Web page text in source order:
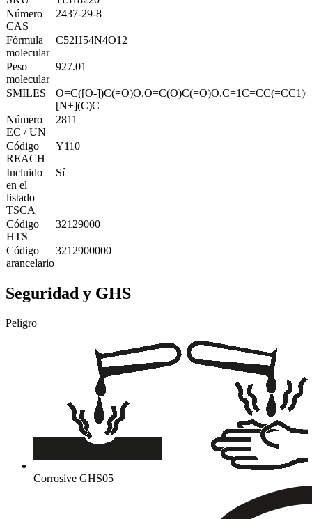
Número
CAS
2437-29-8
Fórmula
molecular
C52H54N4O12
Peso
molecular
927.01
SMILES
O=C([O-
[N+](C)C
Número
EC / UN
2811
Código
REACH
Y110
Incluido
en el
listado
TSCA
Sí
Código
HTS
32129000
Código
arancelario
3212900000
Seguridad y GHS
Peligro
Corrosive GHS05